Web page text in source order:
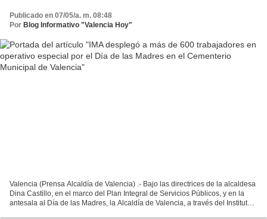
Publicado en 07/05/a. m. 08:48
Por Blog Informativo "Valencia Hoy"
Valencia (Prensa Alcaldía de Valencia) .- Bajo las directrices de la alcaldesa
Dina Castillo, en el marco del Plan Integral de Servicios Públicos, y en la
antesala al Día de las Madres, la Alcaldía de Valencia, a través del Instituto